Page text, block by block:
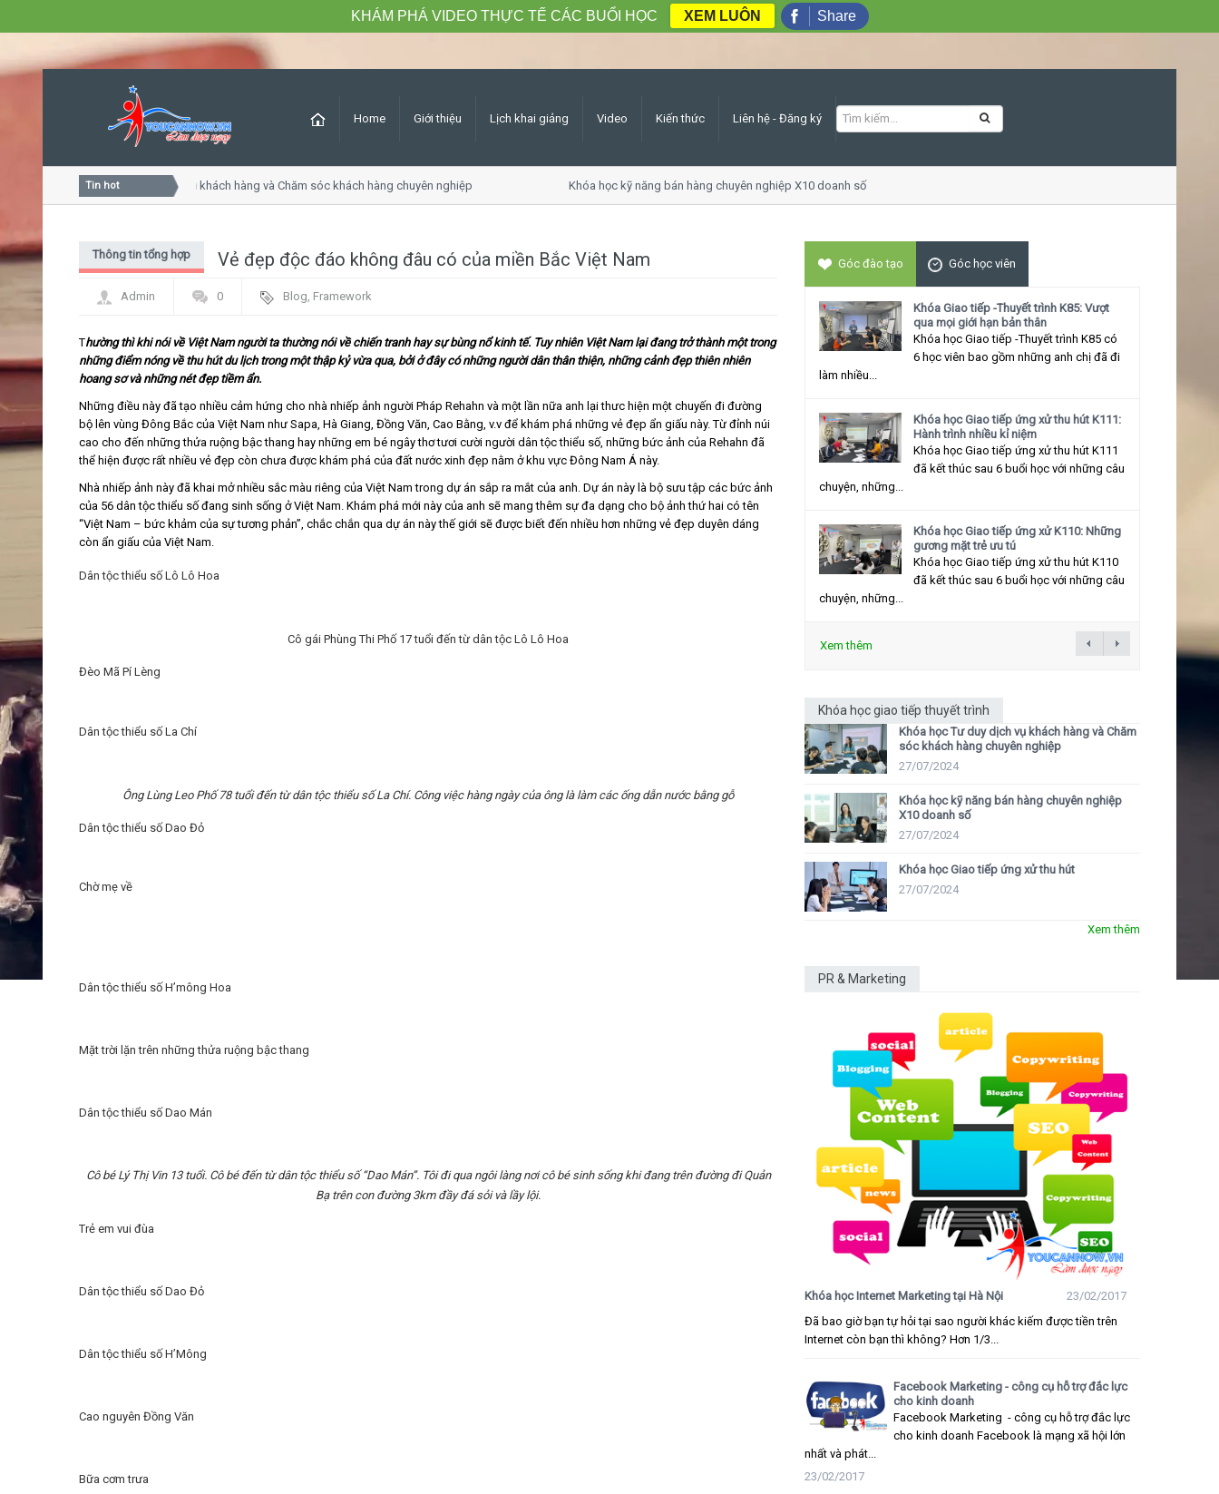
Home Giới thiệu Lịch khai giảng Video Kiến thức Liên hệ - Đăng ký
Tin hot
Khóa học Tư duy dịch vụ khách hàng và Chăm sóc khách hàng chuyên nghiệp Khóa học kỹ năng bán hàng chuyên nghiệp X10 doanh số
Vẻ đẹp độc đáo không đâu có của miền Bắc Việt Nam
Thông tin tổng hợp
Admin 0 Blog, Framework
Thường thì khi nói về Việt Nam người ta thường nói về chiến tranh hay sự bùng nổ kinh tế. Tuy nhiên Việt Nam lại đang trở thành một trong
những điểm nóng về thu hút du lịch trong một thập kỷ vừa qua, bởi ở đây có những người dân thân thiện, những cảnh đẹp thiên nhiên
hoang sơ và những nét đẹp tiềm ẩn.
Những điều này đã tạo nhiều cảm hứng cho nhà nhiếp ảnh người Pháp Rehahn và một lần nữa anh lại thưc hiện một chuyến đi đường
bộ lên vùng Đông Bắc của Việt Nam như Sapa, Hà Giang, Đồng Văn, Cao Bằng, v.v để khám phá những vẻ đẹp ẩn giấu này. Từ đỉnh núi
cao cho đến những thửa ruộng bậc thang hay những em bé ngây thơ tươi cười người dân tộc thiểu số, những bức ảnh của Rehahn đã
thể hiện được rất nhiều vẻ đẹp còn chưa được khám phá của đất nước xinh đẹp nằm ở khu vực Đông Nam Á này.
Nhà nhiếp ảnh này đã khai mở nhiều sắc màu riêng của Việt Nam trong dự án sắp ra mắt của anh. Dự án này là bộ sưu tập các bức ảnh
của 56 dân tộc thiểu số đang sinh sống ở Việt Nam. Khám phá mới này của anh sẽ mang thêm sự đa dạng cho bộ ảnh thứ hai có tên
“Việt Nam – bức khảm của sự tương phản”, chắc chắn qua dự án này thế giới sẽ được biết đến nhiều hơn những vẻ đẹp duyên dáng
còn ẩn giấu của Việt Nam.
Dân tộc thiểu số Lô Lô Hoa
Cô gái Phùng Thi Phố 17 tuổi đến từ dân tộc Lô Lô Hoa
Đèo Mã Pí Lèng
Dân tộc thiểu số La Chí
Ông Lùng Leo Phố 78 tuổi đến từ dân tộc thiểu số La Chí. Công việc hàng ngày của ông là làm các ống dẫn nước bằng gỗ
Dân tộc thiểu số Dao Đỏ
Chờ mẹ về
Dân tộc thiểu số H’mông Hoa
Mặt trời lặn trên những thửa ruộng bậc thang
Dân tộc thiểu số Dao Mán
Cô bé Lý Thị Vin 13 tuổi. Cô bé đến từ dân tộc thiểu số “Dao Mán”. Tôi đi qua ngôi làng nơi cô bé sinh sống khi đang trên đường đi Quản
Bạ trên con đường 3km đầy đá sỏi và lầy lội.
Trẻ em vui đùa
Dân tộc thiểu số Dao Đỏ
Dân tộc thiểu số H’Mông
Cao nguyên Đồng Văn
Bữa cơm trưa
Góc đào tạo Góc học viên
Khóa Giao tiếp -Thuyết trình K85: Vượt
qua mọi giới hạn bản thân
Khóa học Giao tiếp -Thuyết trình K85 có
6 học viên bao gồm những anh chị đã đi
làm nhiều...
Khóa học Giao tiếp ứng xử thu hút K111:
Hành trình nhiều kỉ niệm
Khóa học Giao tiếp ứng xử thu hút K111
đã kết thúc sau 6 buổi học với những câu
chuyện, những...
Khóa học Giao tiếp ứng xử K110: Những
gương mặt trẻ ưu tú
Khóa học Giao tiếp ứng xử thu hút K110
đã kết thúc sau 6 buổi học với những câu
chuyện, những...
Xem thêm
Khóa học giao tiếp thuyết trình
Khóa học Tư duy dịch vụ khách hàng và Chăm
sóc khách hàng chuyên nghiệp
27/07/2024
Khóa học kỹ năng bán hàng chuyên nghiệp
X10 doanh số
27/07/2024
Khóa học Giao tiếp ứng xử thu hút
27/07/2024
Xem thêm
PR & Marketing
Khóa học Internet Marketing tại Hà Nội
23/02/2017
Đã bao giờ bạn tự hỏi tại sao người khác kiếm được tiền trên
Internet còn bạn thì không? Hơn 1/3...
Facebook Marketing - công cụ hỗ trợ đắc lực
cho kinh doanh
Facebook Marketing - công cụ hỗ trợ đắc lực
cho kinh doanh Facebook là mạng xã hội lớn
nhất và phát...
23/02/2017
KHÁM PHÁ VIDEO THỰC TẾ CÁC BUỔI HỌC XEM LUÔN Share